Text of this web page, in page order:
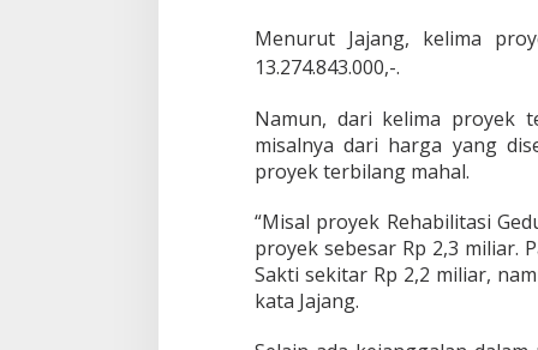
Menurut Jajang, kelima
13.274.843.000,-.
Namun, dari kelima proyek
misalnya dari harga yang
proyek terbilang mahal.
“Misal proyek Rehabilitasi
proyek sebesar Rp 2,3 miliar.
Sakti sekitar Rp 2,2 miliar,
kata Jajang.